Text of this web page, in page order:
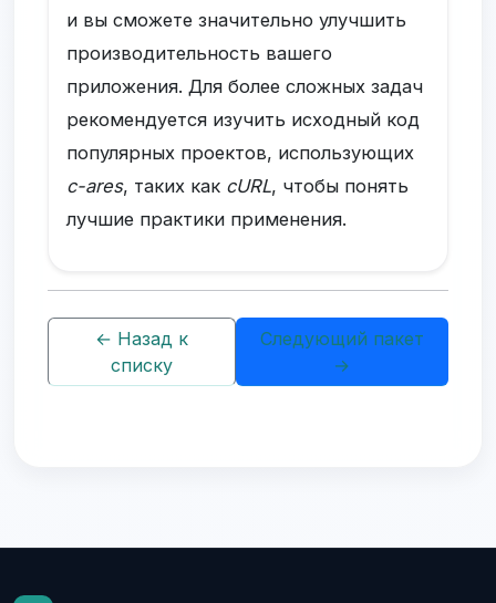
и вы сможете значительно улучшить
производительность вашего
приложения. Для более сложных задач
рекомендуется изучить исходный код
популярных проектов, использующих
c-ares, таких как cURL, чтобы понять
лучшие практики применения.
← Назад к
списку
Следующий пакет
→